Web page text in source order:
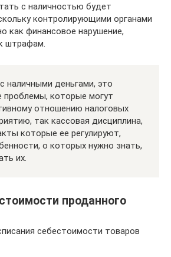
с наличностью будет
контролирующими органами
как финансовое нарушение,
штрафам.
наличными деньгами, это
проблемы, которые могут
отношению налоговых
так кассовая дисциплина,
которые ее регулируют,
о которых нужно знать,
их.
проданного
себестоимости товаров